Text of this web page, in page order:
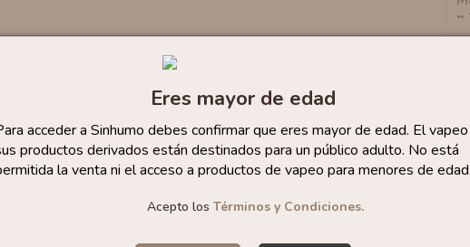
Eres mayor de edad
acceder a Sinhumo debes confirmar que eres mayor de edad. El
productos derivados están destinados para un público adulto. No está
la venta ni el acceso a productos de vapeo para menores de edad.
Acepto los Términos y Condiciones.